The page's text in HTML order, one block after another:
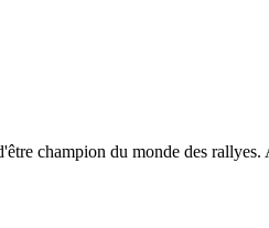
champion du monde des